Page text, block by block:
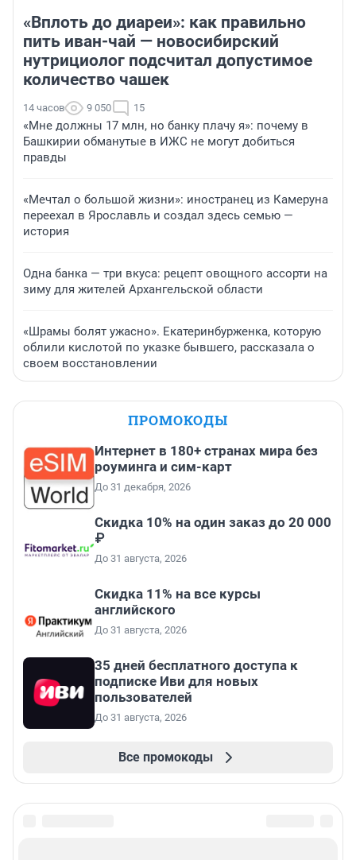
«Вплоть до диареи»: как правильно
пить иван-чай — новосибирский
нутрициолог подсчитал допустимое
количество чашек
14 часов 9 050 15
«Мне должны 17 млн, но банку плачу я»: почему в
Башкирии обманутые в ИЖС не могут добиться
правды
«Мечтал о большой жизни»: иностранец из Камеруна
переехал в Ярославль и создал здесь семью —
история
Одна банка — три вкуса: рецепт овощного ассорти на
зиму для жителей Архангельской области
«Шрамы болят ужасно». Екатеринбурженка, которую
облили кислотой по указке бывшего, рассказала о
своем восстановлении
ПРОМОКОДЫ
Интернет в 180+ странах мира без
роуминга и сим-карт
До 31 декабря, 2026
Скидка 10% на один заказ до 20 000
₽
До 31 августа, 2026
Скидка 11% на все курсы
английского
До 31 августа, 2026
35 дней бесплатного доступа к
подписке Иви для новых
пользователей
До 31 августа, 2026
Все промокоды